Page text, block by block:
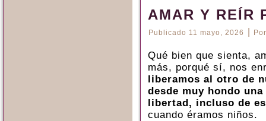
AMAR Y REÍR
Publicado 11 mayo, 2026 Por
Qué bien que sienta,
más, porqué sí, nos
liberamos al otro de
desde muy hondo
libertad, incluso de
cuando éramos niños.